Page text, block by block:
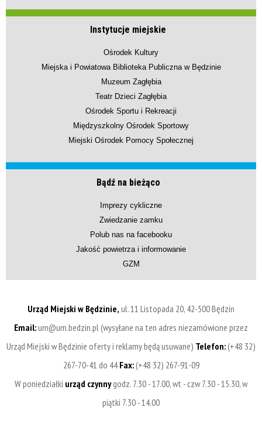
Instytucje miejskie
Ośrodek Kultury
Miejska i Powiatowa Biblioteka Publiczna w Będzinie
Muzeum Zagłębia
Teatr Dzieci Zagłębia
Ośrodek Sportu i Rekreacji
Międzyszkolny Ośrodek Sportowy
Miejski Ośrodek Pomocy Społecznej
Bądź na bieżąco
Imprezy cykliczne
Zwiedzanie zamku
Polub nas na facebooku
Jakość powietrza i informowanie
GZM
Urząd Miejski w Będzinie, ul. 11 Listopada 20, 42-500 Będzin
Email:um@um.bedzin.pl (wysyłane na ten adres niezamówione przez
Urząd Miejski w Będzinie oferty i reklamy będą usuwane) Telefon:(+48 32)
267-70-41 do 44Fax:(+48 32) 267-91-09
W poniedziałki urząd czynnygodz. 7.30 - 17.00, wt - czw 7.30 - 15.30, w
piątki 7.30 - 14.00